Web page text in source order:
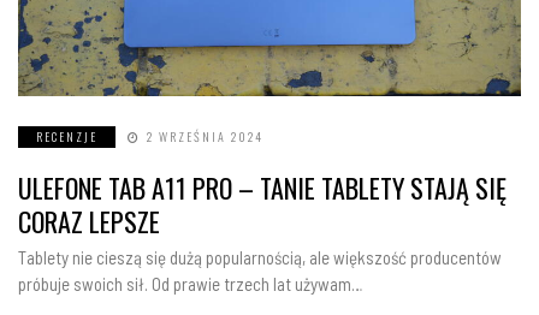
RECENZJE 2 WRZEŚNIA 2024
ULEFONE TAB A11 PRO – TANIE TABLETY STAJĄ SIĘ
CORAZ LEPSZE
Tablety nie cieszą się dużą popularnością, ale większość producentów
próbuje swoich sił. Od prawie trzech lat używam…